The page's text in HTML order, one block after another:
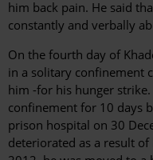
him back pain. He said
constantly and verbally
On the fourth day of
in a solitary confinement
him -for his hunger
confinement for 10 days
prison hospital on 30
deteriorated as a result